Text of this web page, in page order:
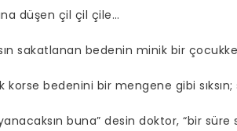
düşen çil çil çile…
sakatlanan bedenin minik bir
korse bedenini bir mengene gibi
buna” desin doktor, “bir